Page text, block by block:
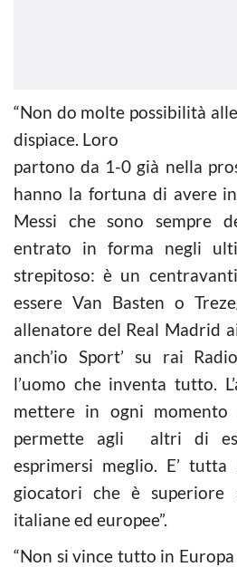
“Non do molte possibilità
dispiace. Loro
partono da 1-0 già nella
hanno la fortuna di avere
Messi che sono sempre
entrato in forma negli
strepitoso: è un
essere Van Basten o
allenatore del Real Madrid
anch’io Sport’ su rai
l’uomo che inventa tutto.
mettere in ogni momento
permette agli altri di
esprimersi meglio. E’
giocatori che è
italiane ed europee”.
“Non si vince tutto in